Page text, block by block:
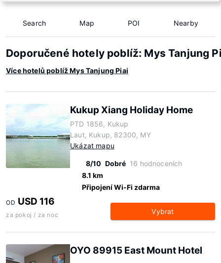
Search Map POI Nearby
Doporučené hotely poblíž: Mys Tanjung
Více hotelů poblíž Mys Tanjung Piai
Kukup Xiang Holiday Home
PTD 1856, Kukup
Laut, Kukup, 82300, MY
Ukázat mapu
8/10 Dobré 16 hodnoceních
8.1 km
Připojení Wi-Fi zdarma
OD USD 116
za pokoj / za noc Vybrat
OYO 89915 East Mount Hotel